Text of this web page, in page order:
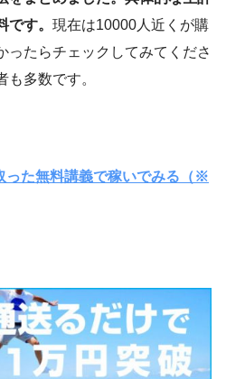
す。 現在は10000人近くが購
ったらチェックしてみてくださ
多数です。
った無料講義で稼いでみる（※